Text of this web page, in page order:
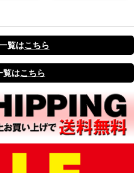
覧はこちら
覧はこちら